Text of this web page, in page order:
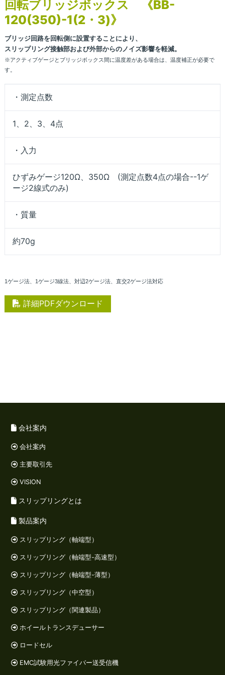
回転ブリッジボックス 《BB-
120(350)-1(2・3)》
ブリッジ回路を回転側に設置することにより、
スリップリング接触部および外部からのノイズ影響を軽減。
※アクティブゲージとブリッジボックス間に温度差がある場合は、温度補正が必要で
す。
・測定点数
1、2、3、4点
・入力
ひずみゲージ120Ω、350Ω (測定点数4点の場合--1ゲ
ージ2線式のみ)
・質量
約70g
1ゲージ法、1ゲージ3線法、対辺2ゲージ法、直交2ゲージ法対応
詳細PDFダウンロード
会社案内
会社案内
主要取引先
VISION
スリップリングとは
製品案内
スリップリング（軸端型）
スリップリング（軸端型-高速型）
スリップリング（軸端型-薄型）
スリップリング（中空型）
スリップリング（関連製品）
ホイールトランスデューサー
ロードセル
EMC試験用光ファイバー送受信機